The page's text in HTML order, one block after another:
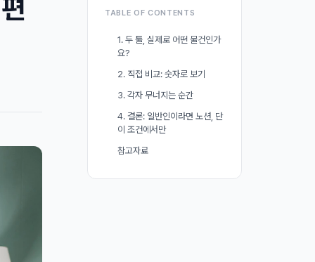
TABLE OF CONTENTS
1. 두 툴, 실제로 어떤 물건인가
요?
2. 직접 비교: 숫자로 보기
3. 각자 무너지는 순간
4. 결론: 일반인이라면 노션, 단
이 조건에서만
참고자료